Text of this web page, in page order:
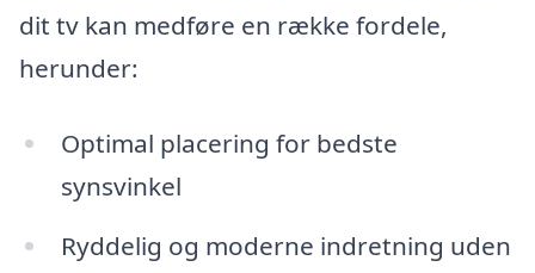
dit tv kan medføre en række fordele,
herunder:
Optimal placering for bedste
synsvinkel
Ryddelig og moderne indretning uden